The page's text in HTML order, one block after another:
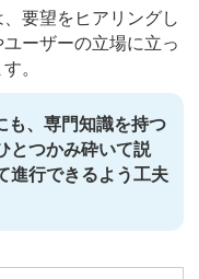
要望をヒアリングし
ーザーの立場に立っ
。
も、専門知識を持つ
とつかみ砕いて説
進行できるよう工夫